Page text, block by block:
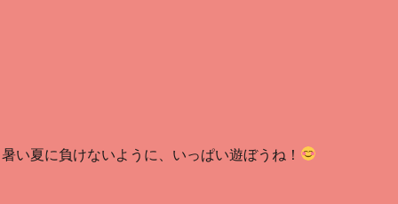
暑い夏に負けないように、いっぱい遊ぼうね！